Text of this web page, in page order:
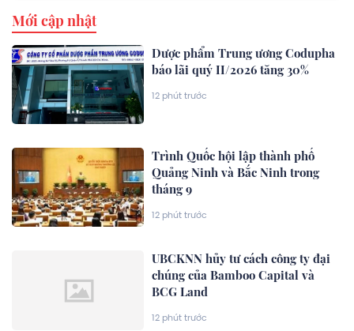
Mới cập nhật
Dược phẩm Trung ương Codupha
báo lãi quý II/2026 tăng 30%
12 phút trước
Trình Quốc hội lập thành phố
Quảng Ninh và Bắc Ninh trong
tháng 9
12 phút trước
UBCKNN hủy tư cách công ty đại
chúng của Bamboo Capital và
BCG Land
12 phút trước